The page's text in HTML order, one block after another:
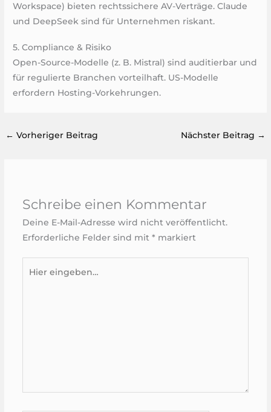
Workspace) bieten rechtssichere AV-Verträge. Claude
und DeepSeek sind für Unternehmen riskant.
5. Compliance & Risiko
Open-Source-Modelle (z. B. Mistral) sind auditierbar und
für regulierte Branchen vorteilhaft. US-Modelle
erfordern Hosting-Vorkehrungen.
← Vorheriger Beitrag Nächster Beitrag →
Schreibe einen Kommentar
Deine E-Mail-Adresse wird nicht veröffentlicht.
Erforderliche Felder sind mit * markiert
eingeben…